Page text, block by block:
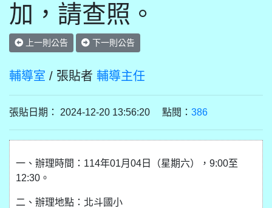
加，請查照。
上一則公告 下一則公告
輔導室 / 張貼者 輔導主任
張貼日期： 2024-12-20 13:56:20 點閱： 386
一、辦理時間：114年01月04日（星期六），9:00至
12:30。
二、辦理地點：北斗國小